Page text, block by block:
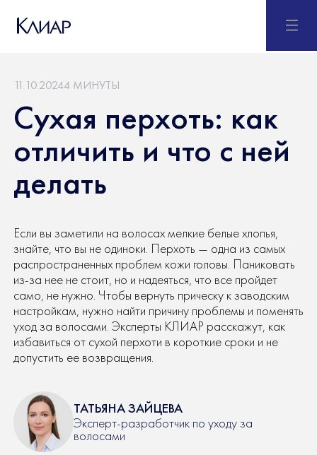
11.10.20244 МИНУТЫ
Сухая перхоть: как
отличить и что с ней
делать
Если вы заметили на волосах мелкие белые хлопья,
знайте, что вы не одиноки. Перхоть — одна из самых
распространенных проблем кожи головы. Паниковать
из-за нее не стоит, но и надеяться, что все пройдет
само, не нужно. Чтобы вернуть прическу к заводским
настройкам, нужно найти причину проблемы и поменять
уход за волосами. Эксперты КЛИАР расскажут, как
избавиться от сухой перхоти в короткие сроки и не
допустить ее возвращения.
ТАТЬЯНА ЗАЙЦЕВА
Эксперт-разработчик по уходу за
волосами